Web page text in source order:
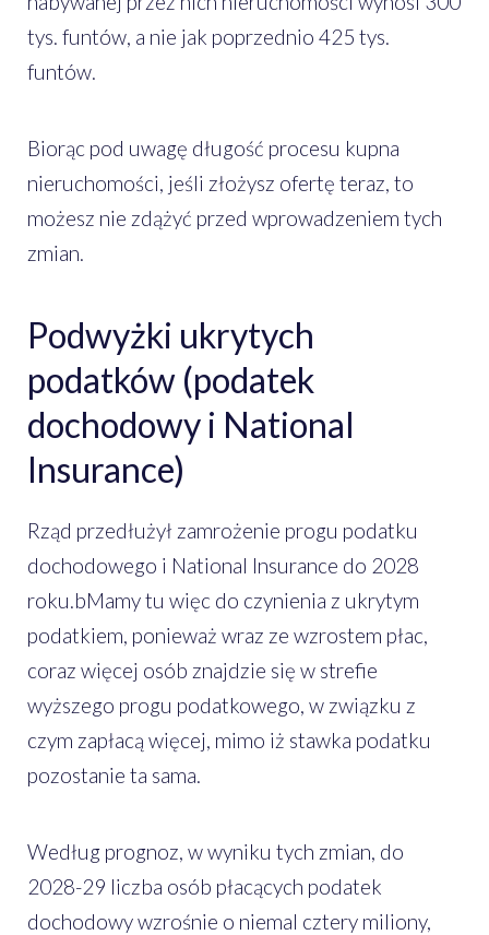
tys. funtów, a nie jak poprzednio 425 tys.
funtów.
Biorąc pod uwagę długość procesu kupna
nieruchomości, jeśli złożysz ofertę teraz, to
możesz nie zdążyć przed wprowadzeniem tych
zmian.
Podwyżki ukrytych
podatków (podatek
dochodowy i National
Insurance)
Rząd przedłużył zamrożenie progu podatku
dochodowego i National Insurance do 2028
roku.bMamy tu więc do czynienia z ukrytym
podatkiem, ponieważ wraz ze wzrostem płac,
coraz więcej osób znajdzie się w strefie
wyższego progu podatkowego, w związku z
czym zapłacą więcej, mimo iż stawka podatku
pozostanie ta sama.
Według prognoz, w wyniku tych zmian, do
2028-29 liczba osób płacących podatek
dochodowy wzrośnie o niemal cztery miliony,